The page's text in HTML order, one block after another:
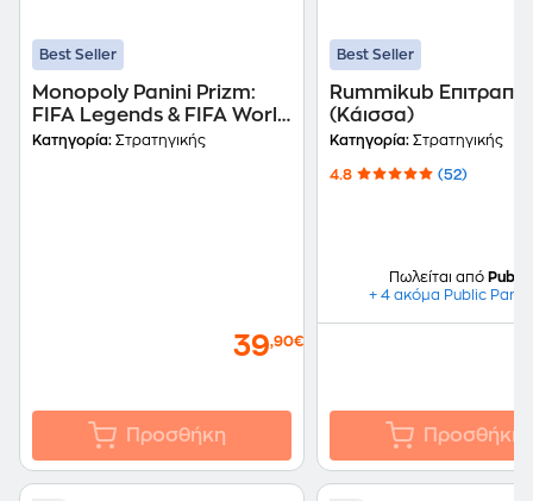
Best Seller
Monopoly Panini Prizm:
FIFA Legends & FIFA World
Cup 2026 Επιτραπέζιο
Κατηγορία: Στρατηγικής
39,90€
Προσθήκη
Best Seller
Rummikub
(Κάισσα)
Κατηγορία: Στρατηγικής
4.8 (52)
Πωλείται από Public
+ 4 ακόμα Public
Προσθήκη